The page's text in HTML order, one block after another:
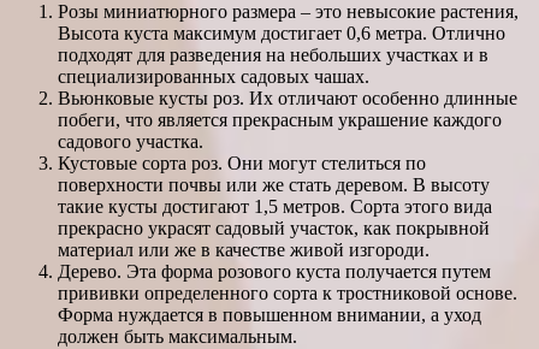
Розы миниатюрного размера – это невысокие растения,
Высота куста максимум достигает 0,6 метра. Отлично
подходят для разведения на небольших участках и в
специализированных садовых чашах.
Вьюнковые кусты роз. Их отличают особенно длинные
побеги, что является прекрасным украшение каждого
садового участка.
Кустовые сорта роз. Они могут стелиться по
поверхности почвы или же стать деревом. В высоту
такие кусты достигают 1,5 метров. Сорта этого вида
прекрасно украсят садовый участок, как покрывной
материал или же в качестве живой изгороди.
Дерево. Эта форма розового куста получается путем
прививки определенного сорта к тростниковой основе.
Форма нуждается в повышенном внимании, а уход
должен быть максимальным.